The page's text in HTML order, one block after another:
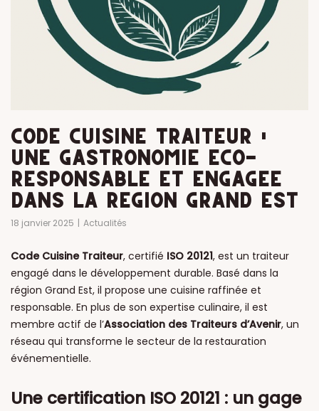
CODE CUISINE TRAITEUR :
UNE GASTRONOMIE ÉCO-
RESPONSABLE ET ENGAGÉE
DANS LA RÉGION GRAND EST
18 janvier 2025 Actualités
Code Cuisine Traiteur, certifié ISO 20121, est un traiteur
engagé dans le développement durable. Basé dans la
région Grand Est, il propose une cuisine raffinée et
responsable. En plus de son expertise culinaire, il est
membre actif de l’Association des Traiteurs d’Avenir, un
réseau qui transforme le secteur de la restauration
événementielle.
Une certification ISO 20121 : un gage